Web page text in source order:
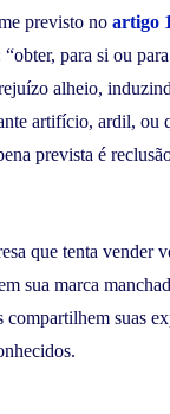
previsto no artigo
“obter, para si ou
alheio,
artifício, ardil, ou
prevista é
que tenta vender
sua marca
compartilhem suas